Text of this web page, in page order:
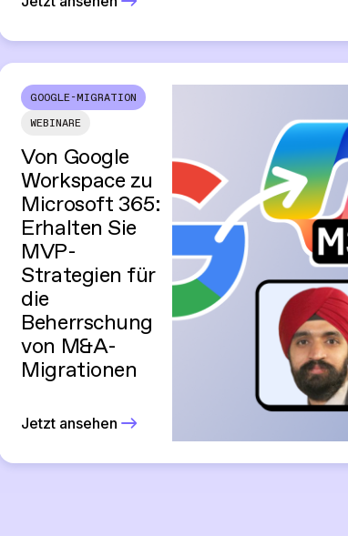
GOOGLE-MIGRATION
WEBINARE
Von Google
Workspace zu
Microsoft 365:
Erhalten Sie
MVP-
Strategien für
die
Beherrschung
von M&A-
Migrationen
Jetzt ansehen